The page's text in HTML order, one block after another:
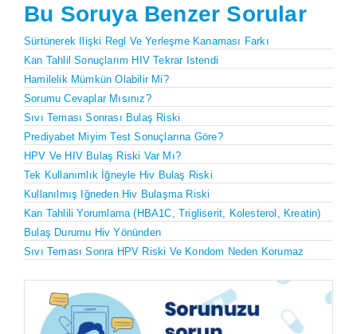
Bu Soruya Benzer Sorular
Sürtünerek Ilişki Regl Ve Yerleşme Kanaması Farkı
Kan Tahlil Sonuçlarım HIV Tekrar Istendi
Hamilelik Mümkün Olabilir Mi?
Sorumu Cevaplar Mısınız?
Sıvı Teması Sonrası Bulaş Riski
Prediyabet Miyim Test Sonuçlarına Göre?
HPV Ve HIV Bulaş Riski Var Mı?
Tek Kullanımlık İğneyle Hiv Bulaş Riski
Kullanılmış Iğneden Hiv Bulaşma Riski
Kan Tahlili Yorumlama (HBA1C, Trigliserit, Kolesterol, Kreatin)
Bulaş Durumu Hiv Yönünden
Sıvı Teması Sonra HPV Riski Ve Kondom Neden Korumaz